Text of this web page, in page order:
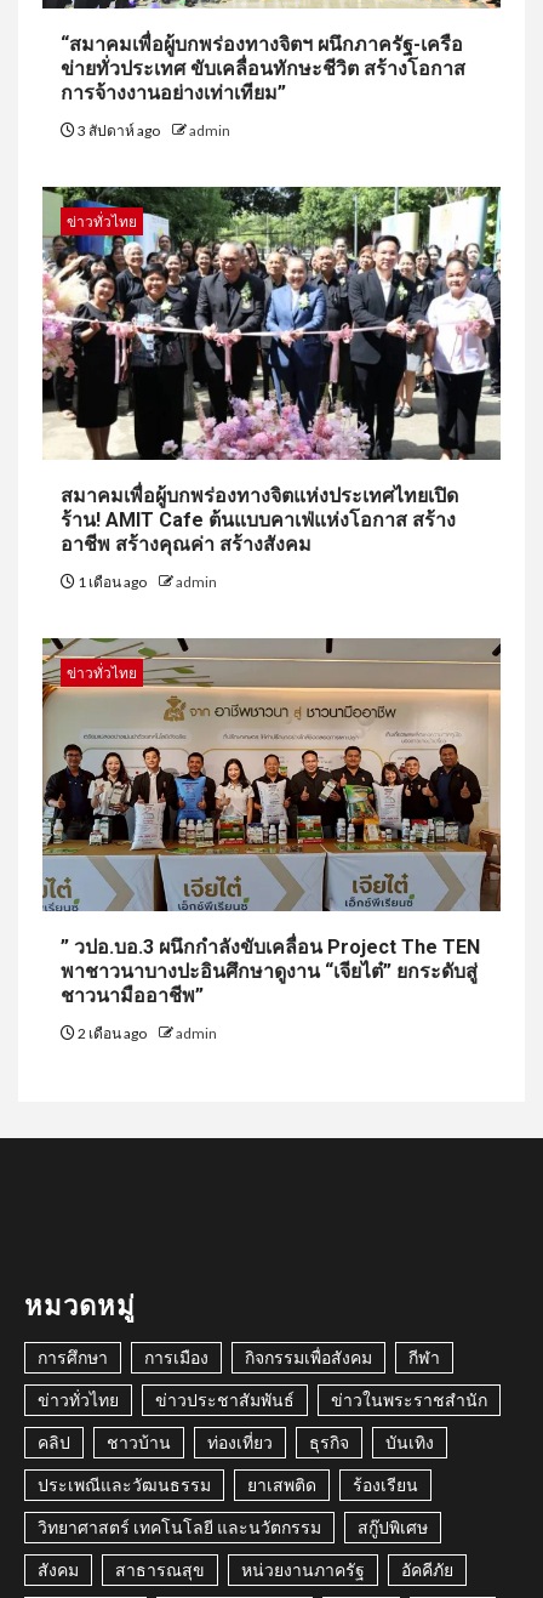
“สมาคมเพื่อผู้บกพร่องทางจิตฯ ผนึกภาครัฐ-เครือ
ข่ายทั่วประเทศ ขับเคลื่อนทักษะชีวิต สร้างโอกาส
การจ้างงานอย่างเท่าเทียม”
3 สัปดาห์ ago admin
ข่าวทั่วไทย
สมาคมเพื่อผู้บกพร่องทางจิตแห่งประเทศไทยเปิด
ร้าน! AMIT Cafe ต้นแบบคาเฟ่แห่งโอกาส สร้าง
อาชีพ สร้างคุณค่า สร้างสังคม
1 เดือน ago admin
ข่าวทั่วไทย
” วปอ.บอ.3 ผนึกกำลังขับเคลื่อน Project The TEN
พาชาวนาบางปะอินศึกษาดูงาน “เจียไต๋” ยกระดับสู่
ชาวนามืออาชีพ”
2 เดือน ago admin
หมวดหมู่
การศึกษา การเมือง กิจกรรมเพื่อสังคม กีฬา
ข่าวทั่วไทย ข่าวประชาสัมพันธ์ ข่าวในพระราชสำนัก
คลิป ชาวบ้าน ท่องเที่ยว ธุรกิจ บันเทิง
ประเพณีและวัฒนธรรม ยาเสพติด ร้องเรียน
วิทยาศาสตร์ เทคโนโลยี และนวัตกรรม สกู๊ปพิเศษ
สังคม สาธารณสุข หน่วยงานภาครัฐ อัคคีภัย